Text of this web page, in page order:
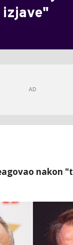
izjave"
nakon